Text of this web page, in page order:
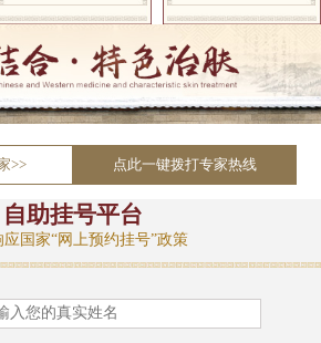
>> 点此一键拨打专家热线
自助挂号平台
应国家“网上预约挂号”政策